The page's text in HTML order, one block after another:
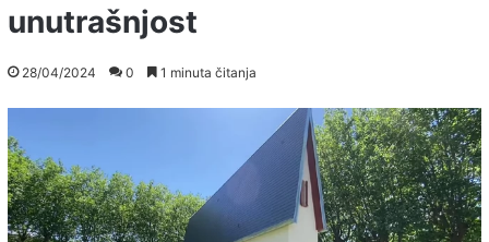
unutrašnjost
28/04/2024 0 1 minuta čitanja